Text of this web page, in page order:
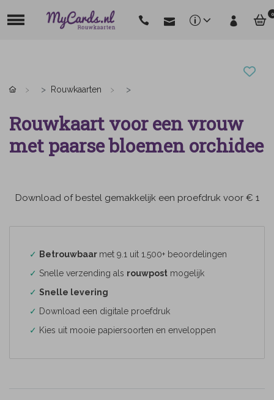
0
Rouwkaarten
Rouwkaart voor een vrouw
met paarse bloemen orchidee
Download of bestel gemakkelijk een proefdruk voor € 1
✓ Betrouwbaar met 9.1 uit 1.500+ beoordelingen
✓ Snelle verzending als rouwpost mogelijk
✓ Snelle levering
✓ Download een digitale proefdruk
✓ Kies uit mooie papiersoorten en enveloppen